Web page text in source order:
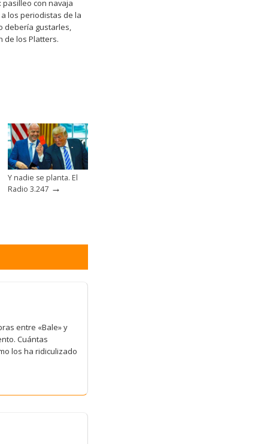
con navaja
los periodistas de la
debería gustarles,
de los Platters.
Y nadie se planta. El
Radio 3.247 →
entre «Bale» y
Cuántas
los ha ridiculizado